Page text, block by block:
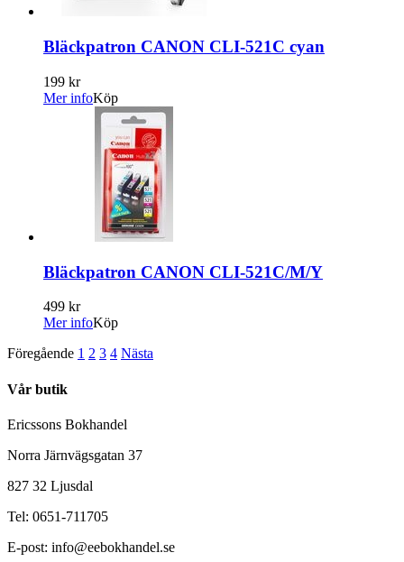
Bläckpatron CANON CLI-521C cyan
199 kr
Mer infoKöp
Bläckpatron CANON CLI-521C/M/Y
499 kr
Mer infoKöp
Föregående 1 2 3 4 Nästa
Vår butik
Ericssons Bokhandel
Norra Järnvägsgatan 37
827 32 Ljusdal
Tel: 0651-711705
E-post: info@eebokhandel.se